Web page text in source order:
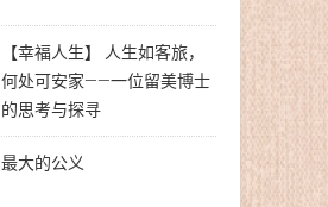
【幸福人生】 人生如客旅，
何处可安家——一位留美博士
的思考与探寻
最大的公义